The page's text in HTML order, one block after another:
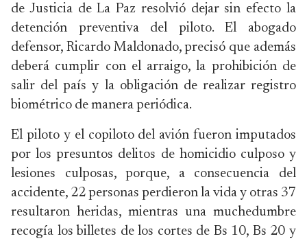
de Justicia de La Paz resolvió dejar sin efecto la
detención preventiva del piloto. El abogado
defensor, Ricardo Maldonado, precisó que además
deberá cumplir con el arraigo, la prohibición de
salir del país y la obligación de realizar registro
biométrico de manera periódica.
El piloto y el copiloto del avión fueron imputados
por los presuntos delitos de homicidio culposo y
lesiones culposas, porque, a consecuencia del
accidente, 22 personas perdieron la vida y otras 37
resultaron heridas, mientras una muchedumbre
recogía los billetes de los cortes de Bs 10, Bs 20 y